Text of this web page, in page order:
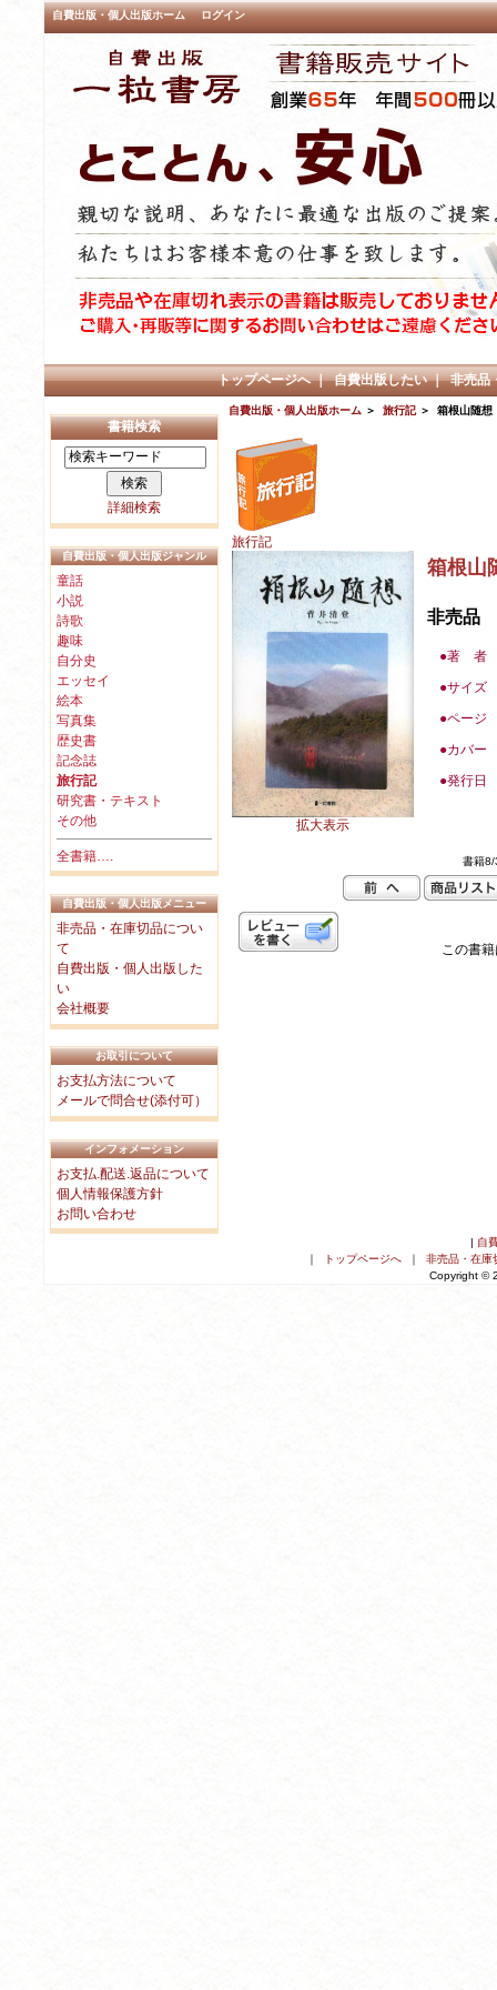
自費出版・個人出版ホーム ログイン
トップページへ｜自費出版したい｜非売品
書籍検索
詳細検索
自費出版・個人出版ジャンル
童話
小説
詩歌
趣味
自分史
エッセイ
絵本
写真集
歴史書
記念誌
旅行記
研究書・テキスト
その他
全書籍….
自費出版・個人出版メニュー
非売品・在庫切品につい
て
自費出版・個人出版した
い
会社概要
お取引について
お支払方法について
メールで問合せ(添付可）
インフォメーション
お支払.配送.返品について
個人情報保護方針
お問い合わせ
自費出版・個人出版ホーム＞ 旅行記＞ 箱根山随想
旅行記
拡大表示
箱根山
非売品
●著 者
●サイズ
●ページ
●カバー
●発行日
書籍8/
この書
自
トップページへ｜ 非売品・在庫
Copyright ©